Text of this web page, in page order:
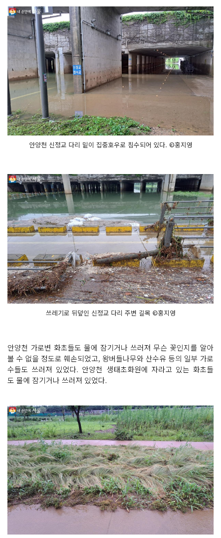
안양천 신정교 다리 밑이 집중호우로 침수되어 있다. ©홍지영
쓰레기로 뒤덮인 신정교 다리 주변 길목 ©홍지영
안양천 가로변 화초들도 물에 잠기거나 쓰러져 무슨 꽃인지를 알아
볼 수 없을 정도로 훼손되었고, 왕버들나무와 산수유 등의 일부 가로
수들도 쓰러져 있었다. 안양천 생태초화원에 자라고 있는 화초들
도 물에 잠기거나 쓰러져 있었다.